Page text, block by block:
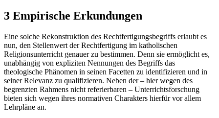
3 Empirische Erkundungen
Eine solche Rekonstruktion des Rechtfertigungsbegriffs erlaubt es
nun, den Stellenwert der Rechtfertigung im katholischen
Religionsunterricht genauer zu bestimmen. Denn sie ermöglicht es,
unabhängig von expliziten Nennungen des Begriffs das
theologische Phänomen in seinen Facetten zu identifizieren und in
seiner Relevanz zu qualifizieren. Neben der – hier wegen des
begrenzten Rahmens nicht referierbaren – Unterrichtsforschung
bieten sich wegen ihres normativen Charakters hierfür vor allem
Lehrpläne an.